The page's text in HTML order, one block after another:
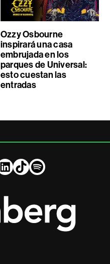
Ozzy Osbourne
inspirará una casa
embrujada en los
parques de Universal:
esto cuestan las
entradas